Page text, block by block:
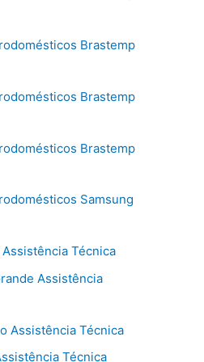
Brastemp
Brastemp
Brastemp
Samsung
Técnica
Assistência
Assistência Técnica
Técnica